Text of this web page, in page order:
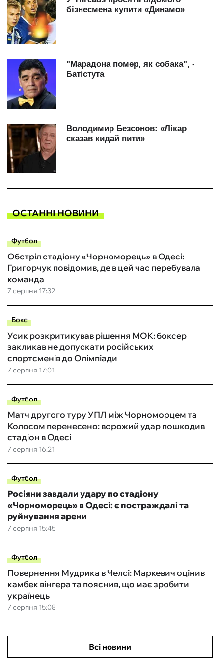
ОСТАННІ НОВИНИ
Футбол
7 серпня 17:32
Обстріл стадіону «Чорноморець» в Одесі:
Григорчук повідомив, де в цей час перебувала
команда
Бокс
7 серпня 17:01
Усик розкритикував рішення МОК: боксер
закликав не допускати російських
спортсменів до Олімпіади
Футбол
7 серпня 16:21
Матч другого туру УПЛ між Чорноморцем та
Колосом перенесено: ворожий удар пошкодив
стадіон в Одесі
Футбол
7 серпня 15:45
Росіяни завдали удару по стадіону
«Чорноморець» в Одесі: є постраждалі та
руйнування арени
Футбол
7 серпня 15:08
Повернення Мудрика в Челсі: Маркевич оцінив
камбек вінгера та пояснив, що має зробити
українець
Всі новини